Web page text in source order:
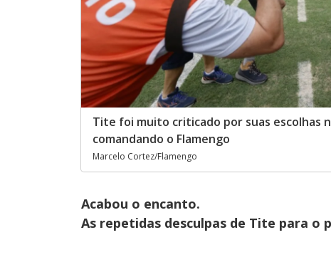
Tite foi muito criticado por suas escolhas
comandando o Flamengo
Marcelo Cortez/Flamengo
Acabou o encanto.
As repetidas desculpas de Tite para o